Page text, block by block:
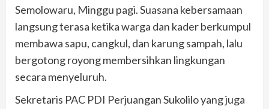
Semolowaru, Minggu pagi. Suasana kebersamaan
langsung terasa ketika warga dan kader berkumpul
membawa sapu, cangkul, dan karung sampah, lalu
bergotong royong membersihkan lingkungan
secara menyeluruh.
Sekretaris PAC PDI Perjuangan Sukolilo yang juga